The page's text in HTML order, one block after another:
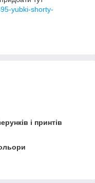
yubki-shorty-
і принтів